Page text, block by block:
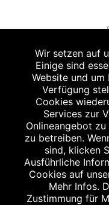
Abgabe in haushaltsüblichen
und Satzfehler keine Haftung.
Zu Risiken und
Sie Ihren Arzt oder Apotheker.
Angabe nach der
(AEP). Der AEP ist keine
AEP ist ein von den
Arzneimittel. Er entspricht in
Abgabepreis, zu dem eine
unter 12 Jahren) das
Wir setzen auf
Einige sind
Website und um
Verfügung
Cookies
Services zur
Onlineangebot
zu betreiben.
sind, klicken
Ausführliche
Cookies auf
Mehr Infos.
Zustimmung für